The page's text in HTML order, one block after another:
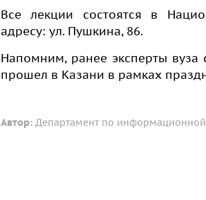
Все лекции состоятся в
адресу: ул. Пушкина, 86.
Напомним, ранее эксперты вуза
прошел в Казани в рамках
Автор: Департамент по